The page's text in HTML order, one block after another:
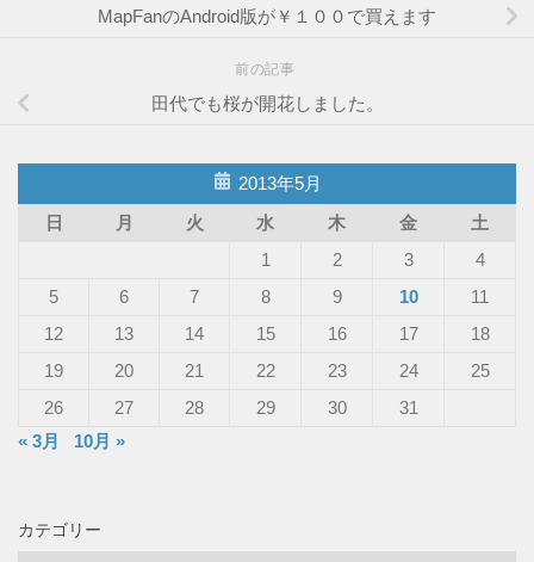
MapFanのAndroid版が￥１００で買えます
前の記事
田代でも桜が開花しました。
2013年5月
日
月 火 水 木 金
土
1
2 3
4
5
6 7 8 9 10
11
12
13 14 15 16 17
18
19
20 21 22 23 24
25
26
27 28 29 30
31
« 3月
10月 »
カテゴリー